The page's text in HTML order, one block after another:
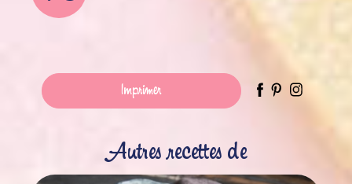
Imprimer
Autres recettes de